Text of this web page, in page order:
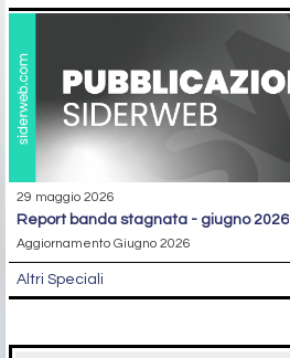
29 maggio 2026
report banda stagnata - giugno 2026
Aggiornamento Giugno 2026
Altri Speciali